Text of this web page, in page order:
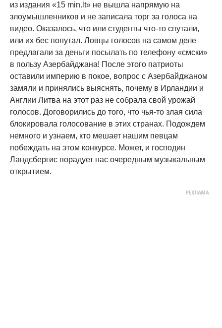
из издания «15 min.lt» не вышла напрямую на
злоумышленников и не записала торг за голоса на
видео. Оказалось, что или студенты что-то спутали,
или их бес попутал. Ловцы голосов на самом деле
предлагали за деньги посылать по телефону «смски»
в пользу Азербайджана! После этого патриоты
оставили империю в покое, вопрос с Азербайджаном
замяли и принялись выяснять, почему в Ирландии и
Англии Литва на этот раз не собрала свой урожай
голосов. Договорились до того, что чья-то злая сила
блокировала голосование в этих странах. Подождем
немного и узнаем, кто мешает нашим певцам
побеждать на этом конкурсе. Может, и господин
Ландсбергис порадует нас очередным музыкальным
открытием.